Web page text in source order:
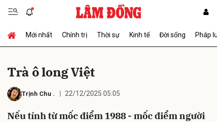
Mới nhất Chính trị Thời sự Kinh tế Đời sống Pháp
Trà ô long Việt
Trịnh Chu . 22/12/2025 05:05
Nếu tính từ mốc điểm 1988 - mốc điểm người
Gửi bình luận